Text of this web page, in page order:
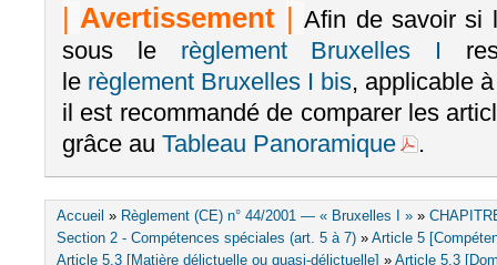
|Avertissement | Afin de savoir si
sous le règlement Bruxelles I
le règlement Bruxelles I bis, applicable
il est recommandé de comparer les
grâce au Tableau Panoramique .
Vous êtes ici
Accueil » Règlement (CE) n° 44/2001 — « Bruxelles I » »
Section 2 - Compétences spéciales (art. 5 à 7) » Article 5
Article 5.3 [Matière délictuelle ou quasi-délictuelle] » Article 5.3